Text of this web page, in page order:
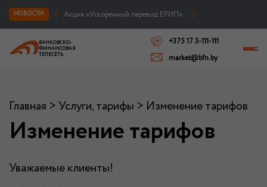
НОВОСТИ Акция «Ускоренный перевод ЕРИП»
БАНКОВСКО-
ФИНАНСОВАЯ
ТЕЛЕСЕТЬ
+375 17 3-111-111
market@bfn.by
Главная >Услуги, тарифы > Изменение тарифов
Изменение тарифов
Уважаемые клиенты!